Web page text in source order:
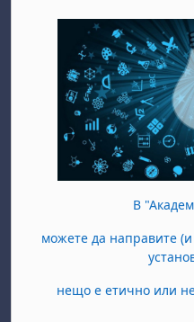
В
можете да направите
нещо е етично или